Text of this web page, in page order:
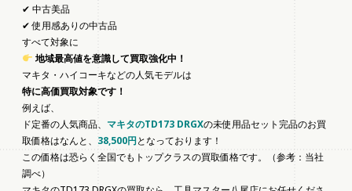
✔ 中古美品
✔ 使用感ありの中古品
すべて対象に
地域最高値を意識して買取強化中！
マキタ・ハイコーキなどの人気モデルは
特に高価買取対象です！
例えば、
ド定番の人気商品、 マキタのTD173 DRGXの未使用品セット完品のお買
取価格はなんと、 38,500円となっております！
この価格は恐らく全国でもトップクラスの買取価格です。（参考：当社
調べ）